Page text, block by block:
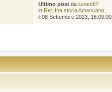
Ultimo post dalunam67
in Re:Una storia Americana....
il 08 Settembre 2023, 16:09:00